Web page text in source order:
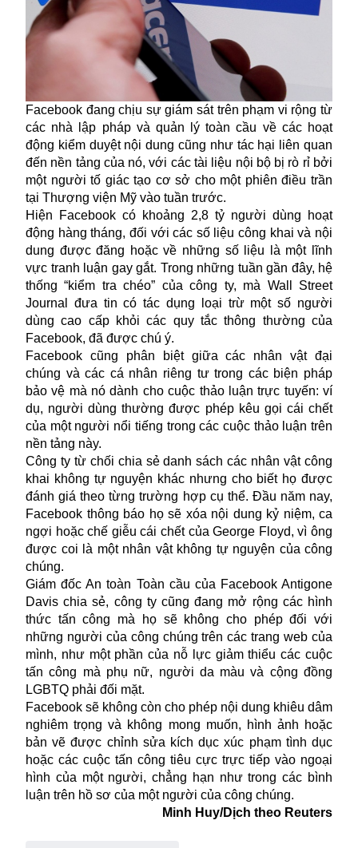
Facebook đang chịu sự giám sát trên phạm vi rộng từ
các nhà lập pháp và quản lý toàn cầu về các hoạt
động kiểm duyệt nội dung cũng như tác hại liên quan
đến nền tảng của nó, với các tài liệu nội bộ bị rò rỉ bởi
một người tố giác tạo cơ sở cho một phiên điều trần
tại Thượng viện Mỹ vào tuần trước.
Hiện Facebook có khoảng 2,8 tỷ người dùng hoạt
động hàng tháng, đối với các số liệu công khai và nội
dung được đăng hoặc về những số liệu là một lĩnh
vực tranh luận gay gắt. Trong những tuần gần đây, hệ
thống “kiểm tra chéo” của công ty, mà Wall Street
Journal đưa tin có tác dụng loại trừ một số người
dùng cao cấp khỏi các quy tắc thông thường của
Facebook, đã được chú ý.
Facebook cũng phân biệt giữa các nhân vật đại
chúng và các cá nhân riêng tư trong các biện pháp
bảo vệ mà nó dành cho cuộc thảo luận trực tuyến: ví
dụ, người dùng thường được phép kêu gọi cái chết
của một người nổi tiếng trong các cuộc thảo luận trên
nền tảng này.
Công ty từ chối chia sẻ danh sách các nhân vật công
khai không tự nguyện khác nhưng cho biết họ được
đánh giá theo từng trường hợp cụ thể. Đầu năm nay,
Facebook thông báo họ sẽ xóa nội dung kỷ niệm, ca
ngợi hoặc chế giễu cái chết của George Floyd, vì ông
được coi là một nhân vật không tự nguyện của công
chúng.
Giám đốc An toàn Toàn cầu của Facebook Antigone
Davis chia sẻ, công ty cũng đang mở rộng các hình
thức tấn công mà họ sẽ không cho phép đối với
những người của công chúng trên các trang web của
mình, như một phần của nỗ lực giảm thiểu các cuộc
tấn công mà phụ nữ, người da màu và cộng đồng
LGBTQ phải đối mặt.
Facebook sẽ không còn cho phép nội dung khiêu dâm
nghiêm trọng và không mong muốn, hình ảnh hoặc
bản vẽ được chỉnh sửa kích dục xúc phạm tình dục
hoặc các cuộc tấn công tiêu cực trực tiếp vào ngoại
hình của một người, chẳng hạn như trong các bình
luận trên hồ sơ của một người của công chúng.
Minh Huy/Dịch theo Reuters